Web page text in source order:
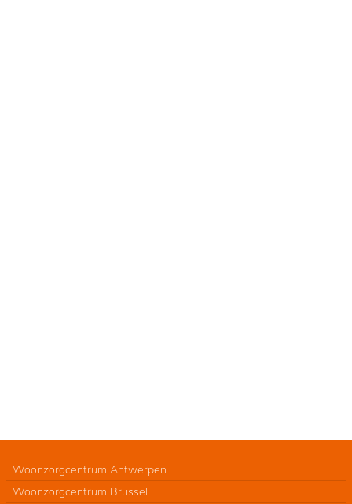
Woonzorgcentrum Antwerpen
Woonzorgcentrum Brussel